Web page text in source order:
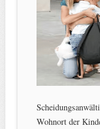
Wohnort der